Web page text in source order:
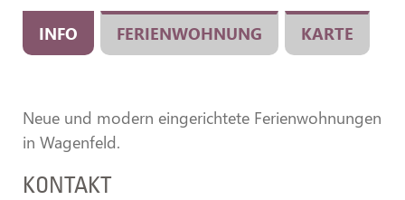
INFO FERIENWOHNUNG KARTE
Neue und modern eingerichtete Ferienwohnungen
in Wagenfeld.
KONTAKT